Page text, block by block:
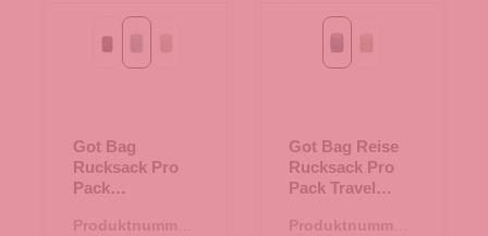
Blackmonochrome marlin
Got Bag
Rucksack Pro
Pack
marlin
Produktnummer:
ocean blue
Got Bag Reise
Rucksack Pro
Pack Travel
Produktnummer: